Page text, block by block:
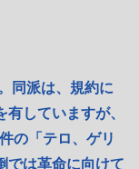
同派は、規約に
有していますが、
の「テロ、ゲリ
では革命に向けて